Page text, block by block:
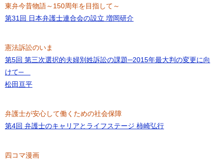
東弁今昔物語～150周年を目指して～
第31回 日本弁護士連合会の設立 増岡研介
憲法訴訟のいま
第5回 第三次選択的夫婦別姓訴訟の課題─2015年最大判の変更に向
けて─
松田亘平
弁護士が安心して働くための社会保障
第4回 弁護士のキャリアとライフステージ 柿崎弘行
四コマ漫画